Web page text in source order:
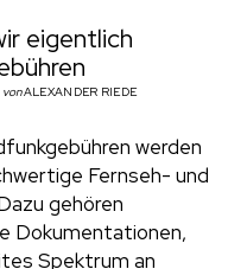
eigentlich
vonALEXANDER RIEDE
werden
Fernseh- und
gehören
Dokumentationen,
Spektrum an